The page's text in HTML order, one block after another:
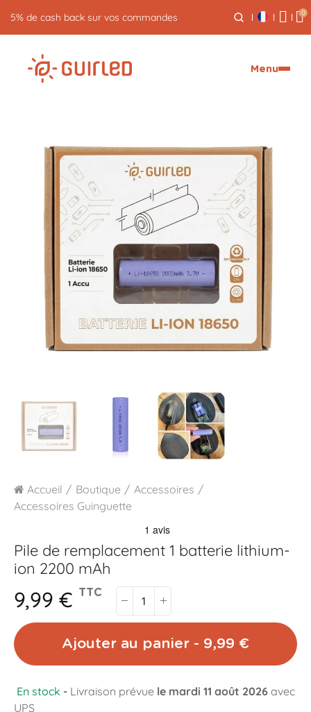
5% de cash back sur vos commandes 0
Menu
Accueil Boutique
Accessoires
Accessoires Guinguette
Pile de remplacement 1 batterie lithium-
ion 2200 mAh
9,99 € TTC
Ajouter au panier - 9,99 €
En stock - Livraison prévue le mardi 11 août 2026 avec
UPS